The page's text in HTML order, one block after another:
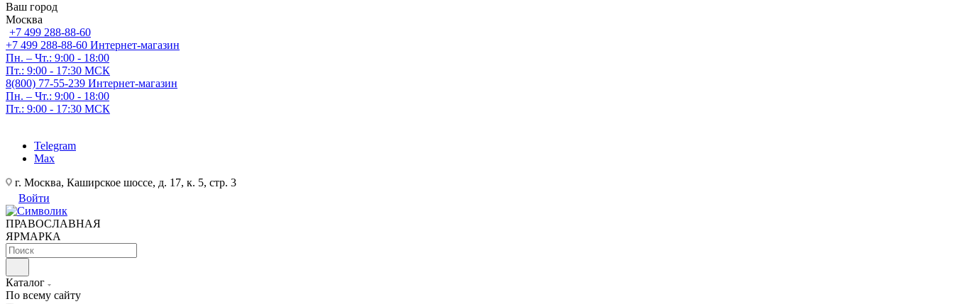
Ваш город
Москва
+7 499 288-88-60
+7 499 288-88-60 Интернет-магазин
Пн. – Чт.: 9:00 - 18:00
Пт.: 9:00 - 17:30 МСК
8(800) 77-55-239 Интернет-магазин
Пн. – Чт.: 9:00 - 18:00
Пт.: 9:00 - 17:30 МСК
Telegram
Max
г. Москва, Каширское шоссе, д. 17, к. 5, стр. 3
Войти
ПРАВОСЛАВНАЯ
ЯРМАРКА
Каталог
По всему сайту